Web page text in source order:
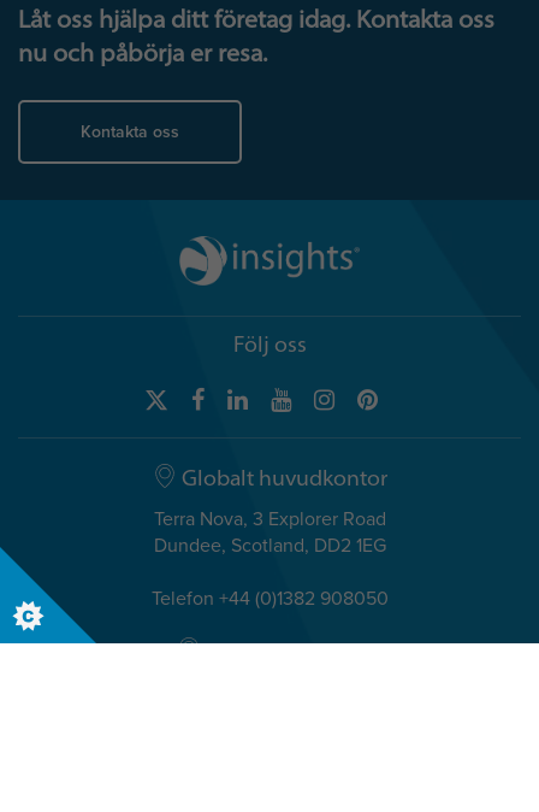
Låt oss hjälpa ditt företag idag. Kontakta oss
nu och påbörja er resa.
Kontakta oss
Följ oss
Globalt huvudkontor
Terra Nova, 3 Explorer Road
Dundee, Scotland, DD2 1EG
Telefon +44 (0)1382 908050
Nordiska kontor